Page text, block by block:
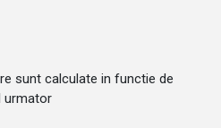
sunt calculate in functie de
urmator